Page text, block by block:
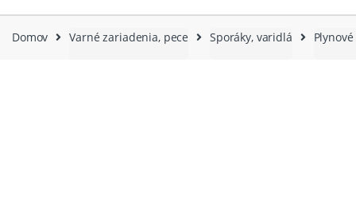
Domov Varné zariadenia, pece Sporáky, varidlá